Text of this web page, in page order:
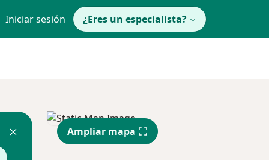
Iniciar sesión ¿Eres un especialista?
Ampliar mapa